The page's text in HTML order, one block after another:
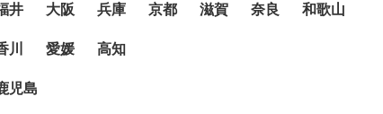
井 大阪 兵庫 京都 滋賀 奈良 和歌山
川 愛媛 高知
児島